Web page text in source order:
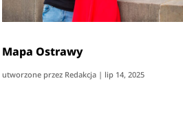
Mapa Ostrawy
utworzone przez Redakcja| lip 14, 2025